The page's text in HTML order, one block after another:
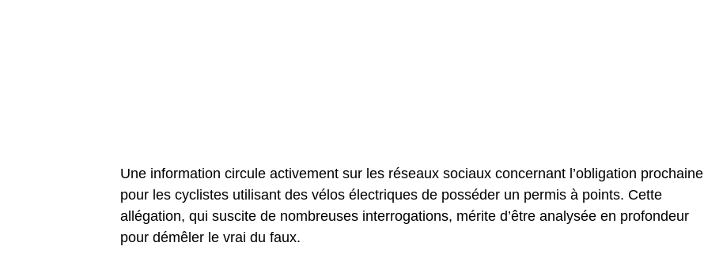
Une information circule activement sur les réseaux sociaux concernant l’obligation prochaine
pour les cyclistes utilisant des vélos électriques de posséder un permis à points. Cette
allégation, qui suscite de nombreuses interrogations, mérite d’être analysée en profondeur
pour démêler le vrai du faux.